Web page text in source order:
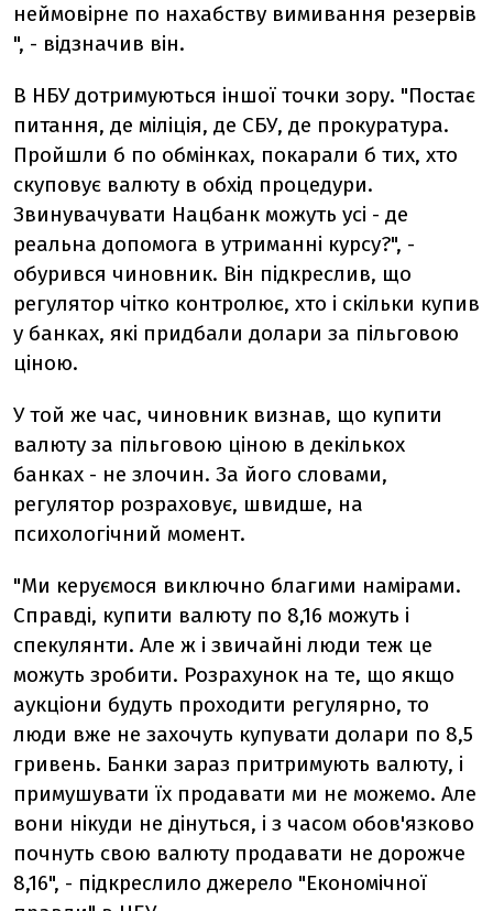
неймовірне по нахабству вимивання резервів
", - відзначив він.
В НБУ дотримуються іншої точки зору. "Постає
питання, де міліція, де СБУ, де прокуратура.
Пройшли б по обмінках, покарали б тих, хто
скуповує валюту в обхід процедури.
Звинувачувати Нацбанк можуть усі - де
реальна допомога в утриманні курсу?", -
обурився чиновник. Він підкреслив, що
регулятор чітко контролює, хто і скільки купив
у банках, які придбали долари за пільговою
ціною.
У той же час, чиновник визнав, що купити
валюту за пільговою ціною в декількох
банках - не злочин. За його словами,
регулятор розраховує, швидше, на
психологічний момент.
"Ми керуємося виключно благими намірами.
Справді, купити валюту по 8,16 можуть і
спекулянти. Але ж і звичайні люди теж це
можуть зробити. Розрахунок на те, що якщо
аукціони будуть проходити регулярно, то
люди вже не захочуть купувати долари по 8,5
гривень. Банки зараз притримують валюту, і
примушувати їх продавати ми не можемо. Але
вони нікуди не дінуться, і з часом обов'язково
почнуть свою валюту продавати не дорожче
8,16", - підкреслило джерело "Економічної